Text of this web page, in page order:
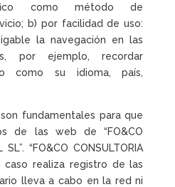
como método de
b) por facilidad de uso:
la navegación en las
por ejemplo, recordar
como su idioma, país,
fundamentales para que
de las web de “FO&CO
SL”. “FO&CO CONSULTORIA
caso realiza registro de las
lleva a cabo en la red ni